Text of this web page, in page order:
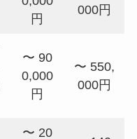
円
000円
〜 90
0,000
円
〜 550,
000円
〜 20